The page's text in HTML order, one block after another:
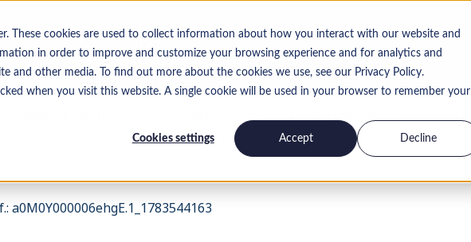
These cookies are used to collect information about how you interact with our website and
in order to improve and customize your browsing experience and for analytics and
and other media. To find out more about the cookies we use, see our Privacy Policy.
when you visit this website. A single cookie will be used in your browser to remember your
Cookies settings Accept Decline
: a0M0Y000006ehgE.1_1783544163